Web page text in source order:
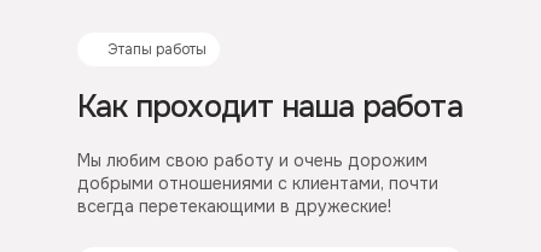
Мы любим свою работу и очень дорожим
добрыми отношениями с клиентами, почти
всегда перетекающими в дружеские!
Этапы работы
Как проходит наша работа